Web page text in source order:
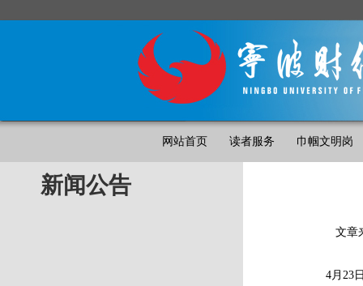
网站首页 读者服务 巾帼文明岗
新闻公告
文章
4月23日，